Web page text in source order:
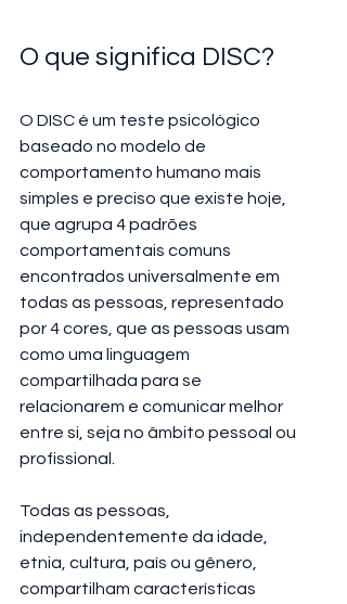
O que significa DISC?
O DISC é um teste psicológico
baseado no modelo de
comportamento humano mais
simples e preciso que existe hoje,
que agrupa 4 padrões
comportamentais comuns
encontrados universalmente em
todas as pessoas, representado
por 4 cores, que as pessoas usam
como uma linguagem
compartilhada para se
relacionarem e comunicar melhor
entre si, seja no âmbito pessoal ou
profissional.
Todas as pessoas,
independentemente da idade,
etnia, cultura, país ou gênero,
compartilham características